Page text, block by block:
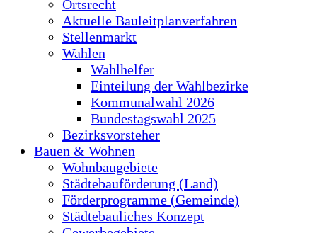
Ortsrecht
Aktuelle Bauleitplanverfahren
Stellenmarkt
Wahlen
Wahlhelfer
Einteilung der Wahlbezirke
Kommunalwahl 2026
Bundestagswahl 2025
Bezirksvorsteher
Bauen & Wohnen
Wohnbaugebiete
Städtebauförderung (Land)
Förderprogramme (Gemeinde)
Städtebauliches Konzept